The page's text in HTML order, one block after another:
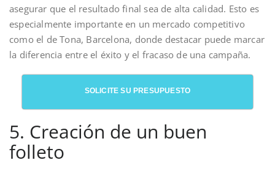
asegurar que el resultado final sea de alta calidad. Esto es
especialmente importante en un mercado competitivo
como el de Tona, Barcelona, donde destacar puede marcar
la diferencia entre el éxito y el fracaso de una campaña.
SOLICITE SU PRESUPUESTO
5. Creación de un buen
folleto